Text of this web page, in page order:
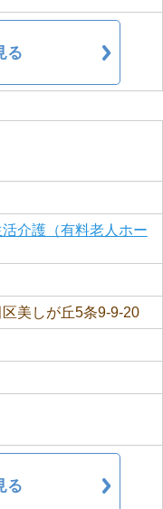
る
介護（有料老人ホー
美しが丘5条9-9-20
る